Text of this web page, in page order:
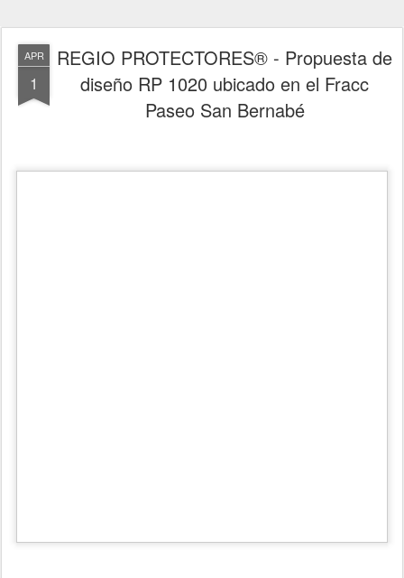
APR
1
REGIO PROTECTORES® - Propuesta de
diseño RP 1020 ubicado en el Fracc
Paseo San Bernabé